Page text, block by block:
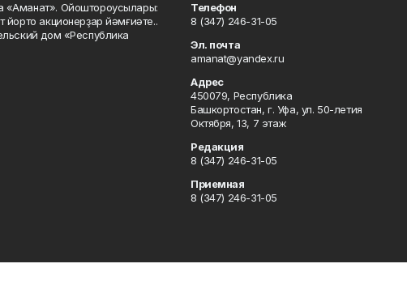
«Аманат». Ойоштороусылары:
акционерҙар йәмғиәте..
дом «Республика
Телефон
8 (347) 246-31-05
Эл. почта
amanat@yandex.ru
Адрес
450079, Республика
Башкортостан, г. Уфа, ул. 50-летия
Октября, 13, 7 этаж
Редакция
8 (347) 246-31-05
Приемная
8 (347) 246-31-05